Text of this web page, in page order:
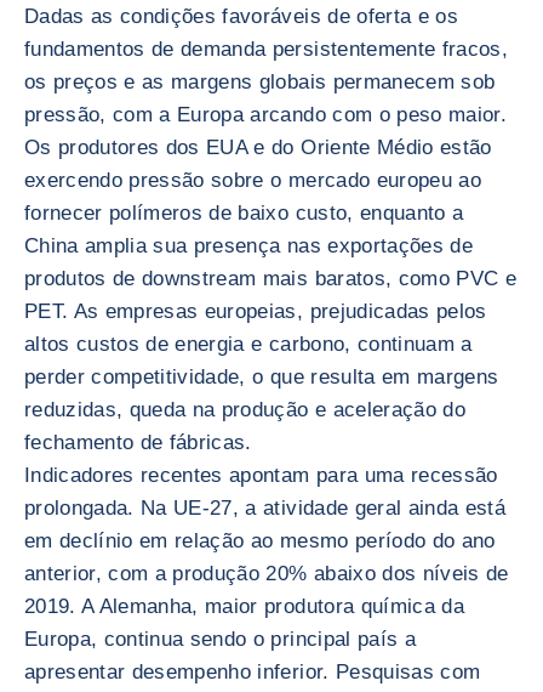
Dadas as condições favoráveis de oferta e os
fundamentos de demanda persistentemente fracos,
os preços e as margens globais permanecem sob
pressão, com a Europa arcando com o peso maior.
Os produtores dos EUA e do Oriente Médio estão
exercendo pressão sobre o mercado europeu ao
fornecer polímeros de baixo custo, enquanto a
China amplia sua presença nas exportações de
produtos de downstream mais baratos, como PVC e
PET. As empresas europeias, prejudicadas pelos
altos custos de energia e carbono, continuam a
perder competitividade, o que resulta em margens
reduzidas, queda na produção e aceleração do
fechamento de fábricas.
Indicadores recentes apontam para uma recessão
prolongada. Na UE-27, a atividade geral ainda está
em declínio em relação ao mesmo período do ano
anterior, com a produção 20% abaixo dos níveis de
2019. A Alemanha, maior produtora química da
Europa, continua sendo o principal país a
apresentar desempenho inferior. Pesquisas com